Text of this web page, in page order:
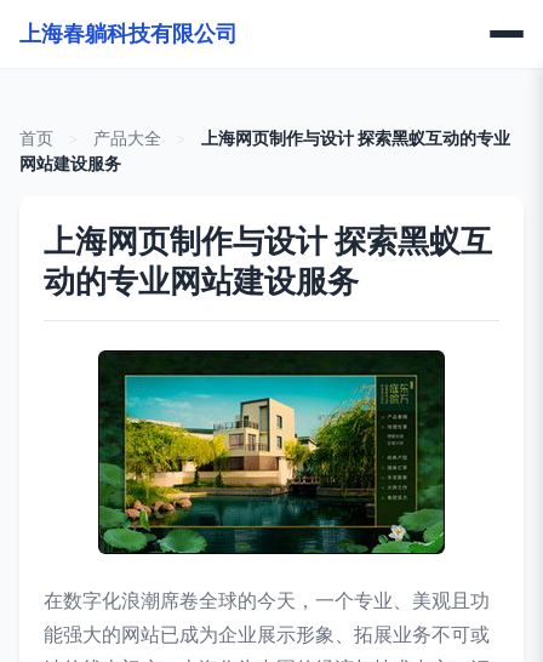
上海春躺科技有限公司
首页 产品大全
上海网页制作与设计 探索黑蚁互动的专业
网站建设服务
上海网页制作与设计 探索黑蚁互
动的专业网站建设服务
在数字化浪潮席卷全球的今天，一个专业、美观且功
能强大的网站已成为企业展示形象、拓展业务不可或